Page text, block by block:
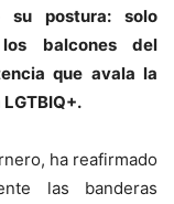
su postura: solo
balcones del
que avala la
ha reafirmado
las banderas